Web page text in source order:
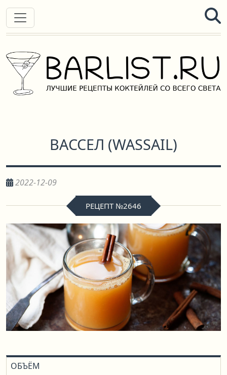
ВАССЕЛ (WASSAIL)
2022-12-09
РЕЦЕПТ №2646
ОБЪЁМ